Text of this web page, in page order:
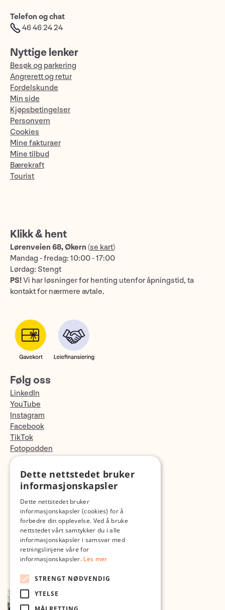
Telefon og chat
46 46 24 24
Nyttige lenker
Besøk og parkering
Angrerett og retur
Fordelskunde
Min side
Kjøpsbetingelser
Personvern
Cookies
Mine fakturaer
Mine tilbud
Bærekraft
Tourist
Klikk & hent
Lørenveien 68, Økern (se kart)
Mandag - fredag: 10:00 - 17:00
Lørdag: Stengt
PS!Vi har løsninger for henting utenfor åpningstid, ta
kontakt for nærmere avtale.
Følg oss
LinkedIn
YouTube
Instagram
Facebook
TikTok
Fotopodden
Med forbehold om skrive- og lagerfeil
Dette nettstedet bruker
informasjonskapsler
Dette nettstedet bruker
informasjonskapsler (cookies) for å
forbedre din opplevelse. Ved å bruke
nettstedet vårt samtykker du i alle
informasjonskapsler i samsvar med
retningslinjene våre for
informasjonskapsler. Les mer
STRENGT NØDVENDIG
YTELSE